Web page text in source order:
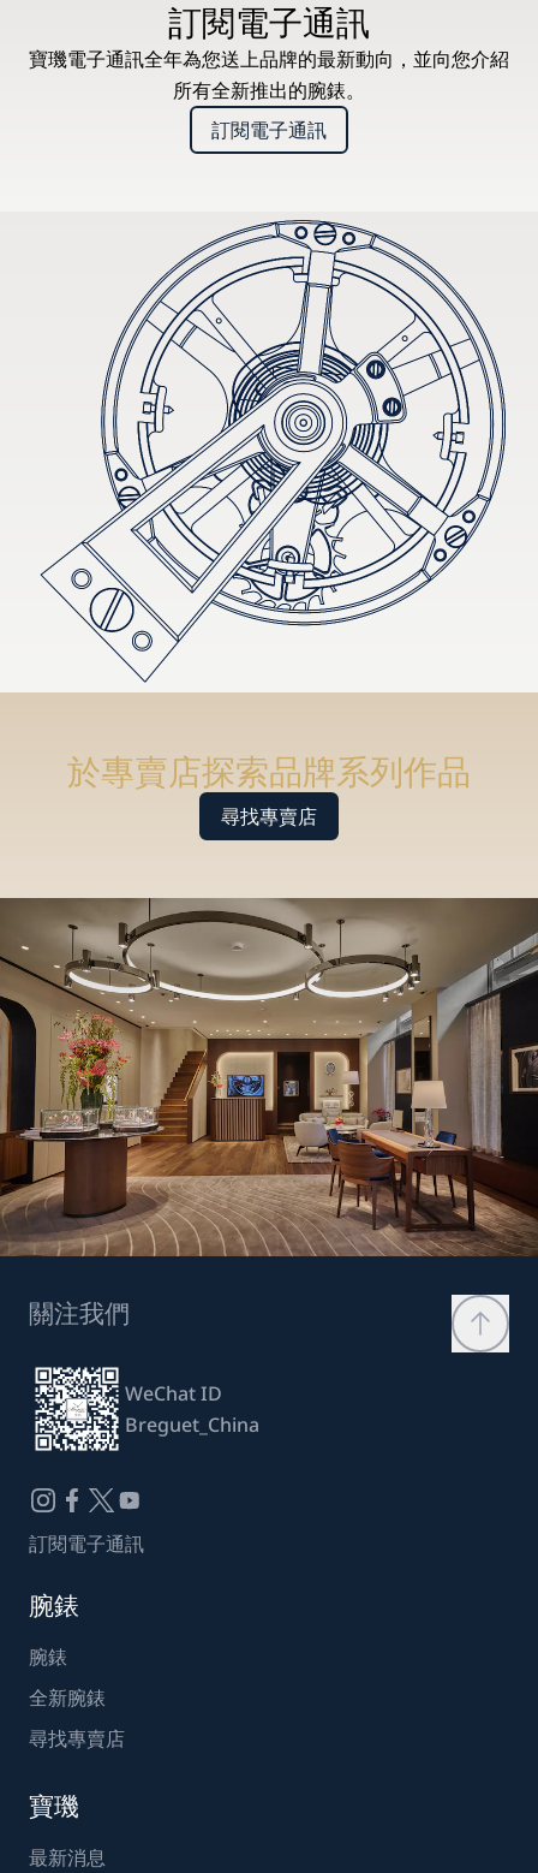
訂閱電子通訊
寶璣電子通訊全年為您送上品牌的最新動向，並向您介紹
所有全新推出的腕錶。
訂閱電子通訊
於專賣店探索品牌系列作品
尋找專賣店
關注我們
WeChat ID
Breguet_China
訂閱電子通訊
腕錶
腕錶
全新腕錶
尋找專賣店
寶璣
最新消息